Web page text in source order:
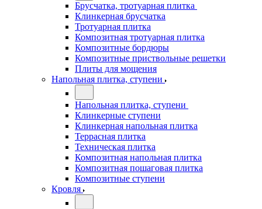
Брусчатка, тротуарная плитка
Клинкерная брусчатка
Тротуарная плитка
Композитная тротуарная плитка
Композитные бордюры
Композитные приствольные решетки
Плиты для мощения
Напольная плитка, ступени
Напольная плитка, ступени
Клинкерные ступени
Клинкерная напольная плитка
Террасная плитка
Техническая плитка
Композитная напольная плитка
Композитная пошаговая плитка
Композитные ступени
Кровля